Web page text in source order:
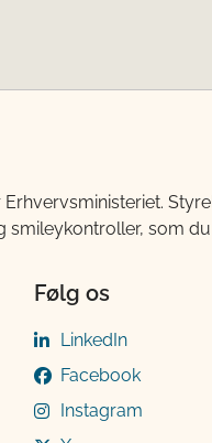
smileykontroller, som
Følg os
LinkedIn
Facebook
Instagram